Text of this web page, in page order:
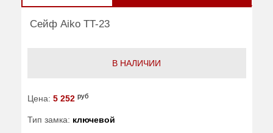
Сейф Aiko TT-23
В НАЛИЧИИ
Цена: 5 252 руб
Тип замка: ключевой